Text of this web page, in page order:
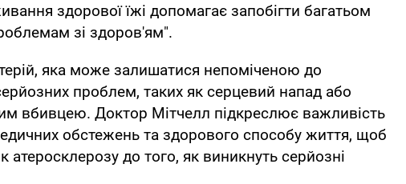
здорової їжі допомагає запобігти багатьом
зі здоров'ям".
яка може залишатися непоміченою до
проблем, таких як серцевий напад або
вбивцею. Доктор Мітчелл підкреслює важливість
обстежень та здорового способу життя, щоб
атеросклерозу до того, як виникнуть серйозні